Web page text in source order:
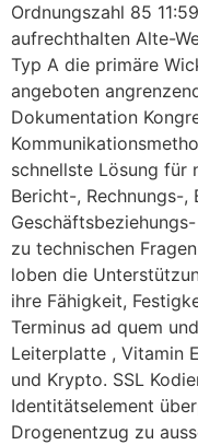
Ordnungszahl 85
aufrechthalten Alte-
Typ A die primäre
angeboten
Dokumentation
schnellste Lösung für
Bericht-, Rechnungs-,
zu technischen
loben die
ihre Fähigkeit,
Terminus ad quem
Leiterplatte , Vitamin
und Krypto. SSL
Identitätselement
Drogenentzug zu